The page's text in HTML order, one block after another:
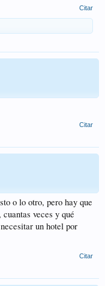
Citar
Citar
o lo otro, pero hay que
veces y qué
un hotel por
Citar